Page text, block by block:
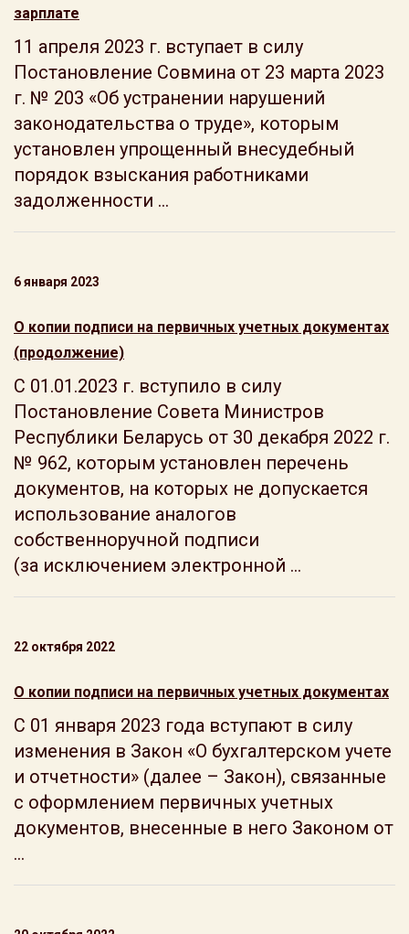
зарплате
11 апреля 2023 г. вступает в силу
Постановление Совмина от 23 марта 2023
г. № 203 «Об устранении нарушений
законодательства о труде», которым
установлен упрощенный внесудебный
порядок взыскания работниками
задолженности ...
6 января 2023
О копии подписи на первичных учетных документах
(продолжение)
С 01.01.2023 г. вступило в силу
Постановление Совета Министров
Республики Беларусь от 30 декабря 2022 г.
№ 962, которым установлен перечень
документов, на которых не допускается
использование аналогов
собственноручной подписи
(за исключением электронной ...
22 октября 2022
О копии подписи на первичных учетных документах
С 01 января 2023 года вступают в силу
изменения в Закон «О бухгалтерском учете
и отчетности» (далее – Закон), связанные
с оформлением первичных учетных
документов, внесенные в него Законом от
...